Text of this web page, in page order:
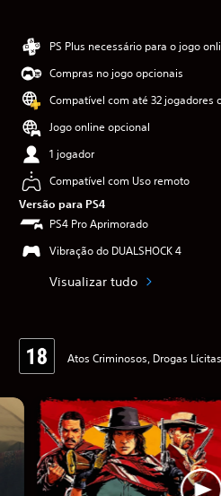
PS Plus necessário para o jogo
Compras no jogo opcionais
Compatível com até 32 jogadores
Jogo online opcional
1 jogador
Compatível com Uso remoto
Versão para PS4
PS4 Pro Aprimorado
Vibração do DUALSHOCK 4
Visualizar tudo
Atos Criminosos, Drogas